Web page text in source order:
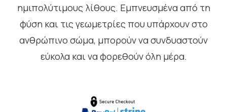
ημιπολύτιμους λίθους. Εμπνευσμένα από τη
φύση και τις γεωμετρίες που υπάρχουν στο
ανθρώπινο σώμα, μπορούν να συνδυαστούν
εύκολα και να φορεθούν όλη μέρα.